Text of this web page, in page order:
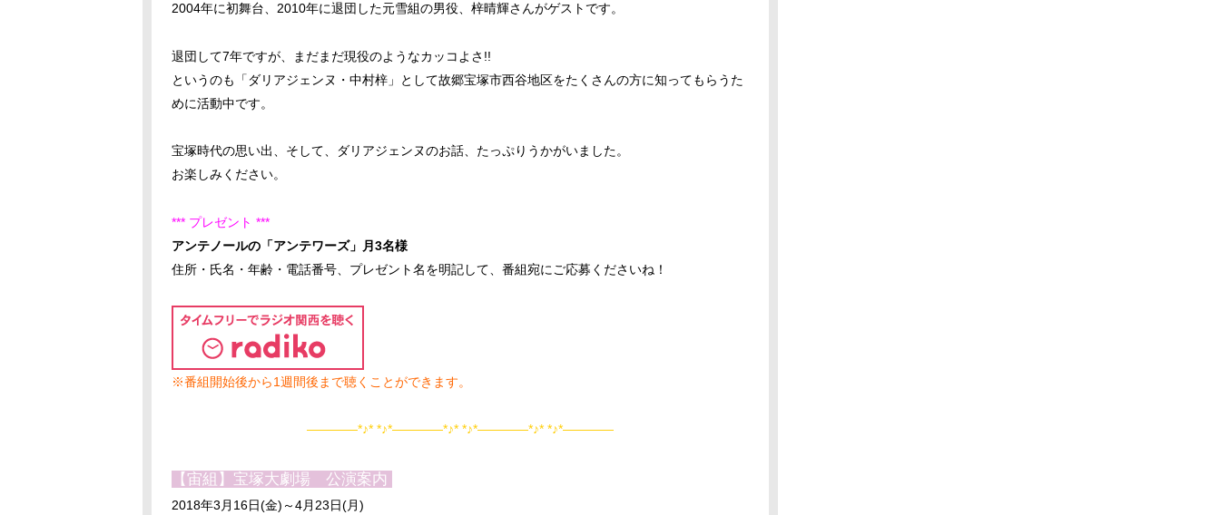
2004年に初舞台、2010年に退団した元雪組の男役、梓晴輝さんがゲストです。
退団して7年ですが、まだまだ現役のようなカッコよさ!!
というのも「ダリアジェンヌ・中村梓」として故郷宝塚市西谷地区をたくさんの方に知ってもらうた
めに活動中です。
宝塚時代の思い出、そして、ダリアジェンヌのお話、たっぷりうかがいました。
お楽しみください。
*** プレゼント ***
アンテノールの「アンテワーズ」月3名様
住所・氏名・年齢・電話番号、プレゼント名を明記して、番組宛にご応募くださいね！
※番組開始後から1週間後まで聴くことができます。
――――*♪* *♪*――――*♪* *♪*――――*♪* *♪*――――
【宙組】宝塚大劇場 公演案内
2018年3月16日(金)～4月23日(月)